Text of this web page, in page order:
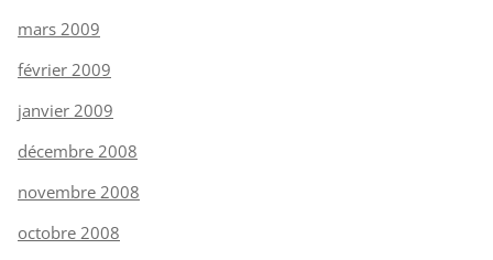
mars 2009
février 2009
janvier 2009
décembre 2008
novembre 2008
octobre 2008